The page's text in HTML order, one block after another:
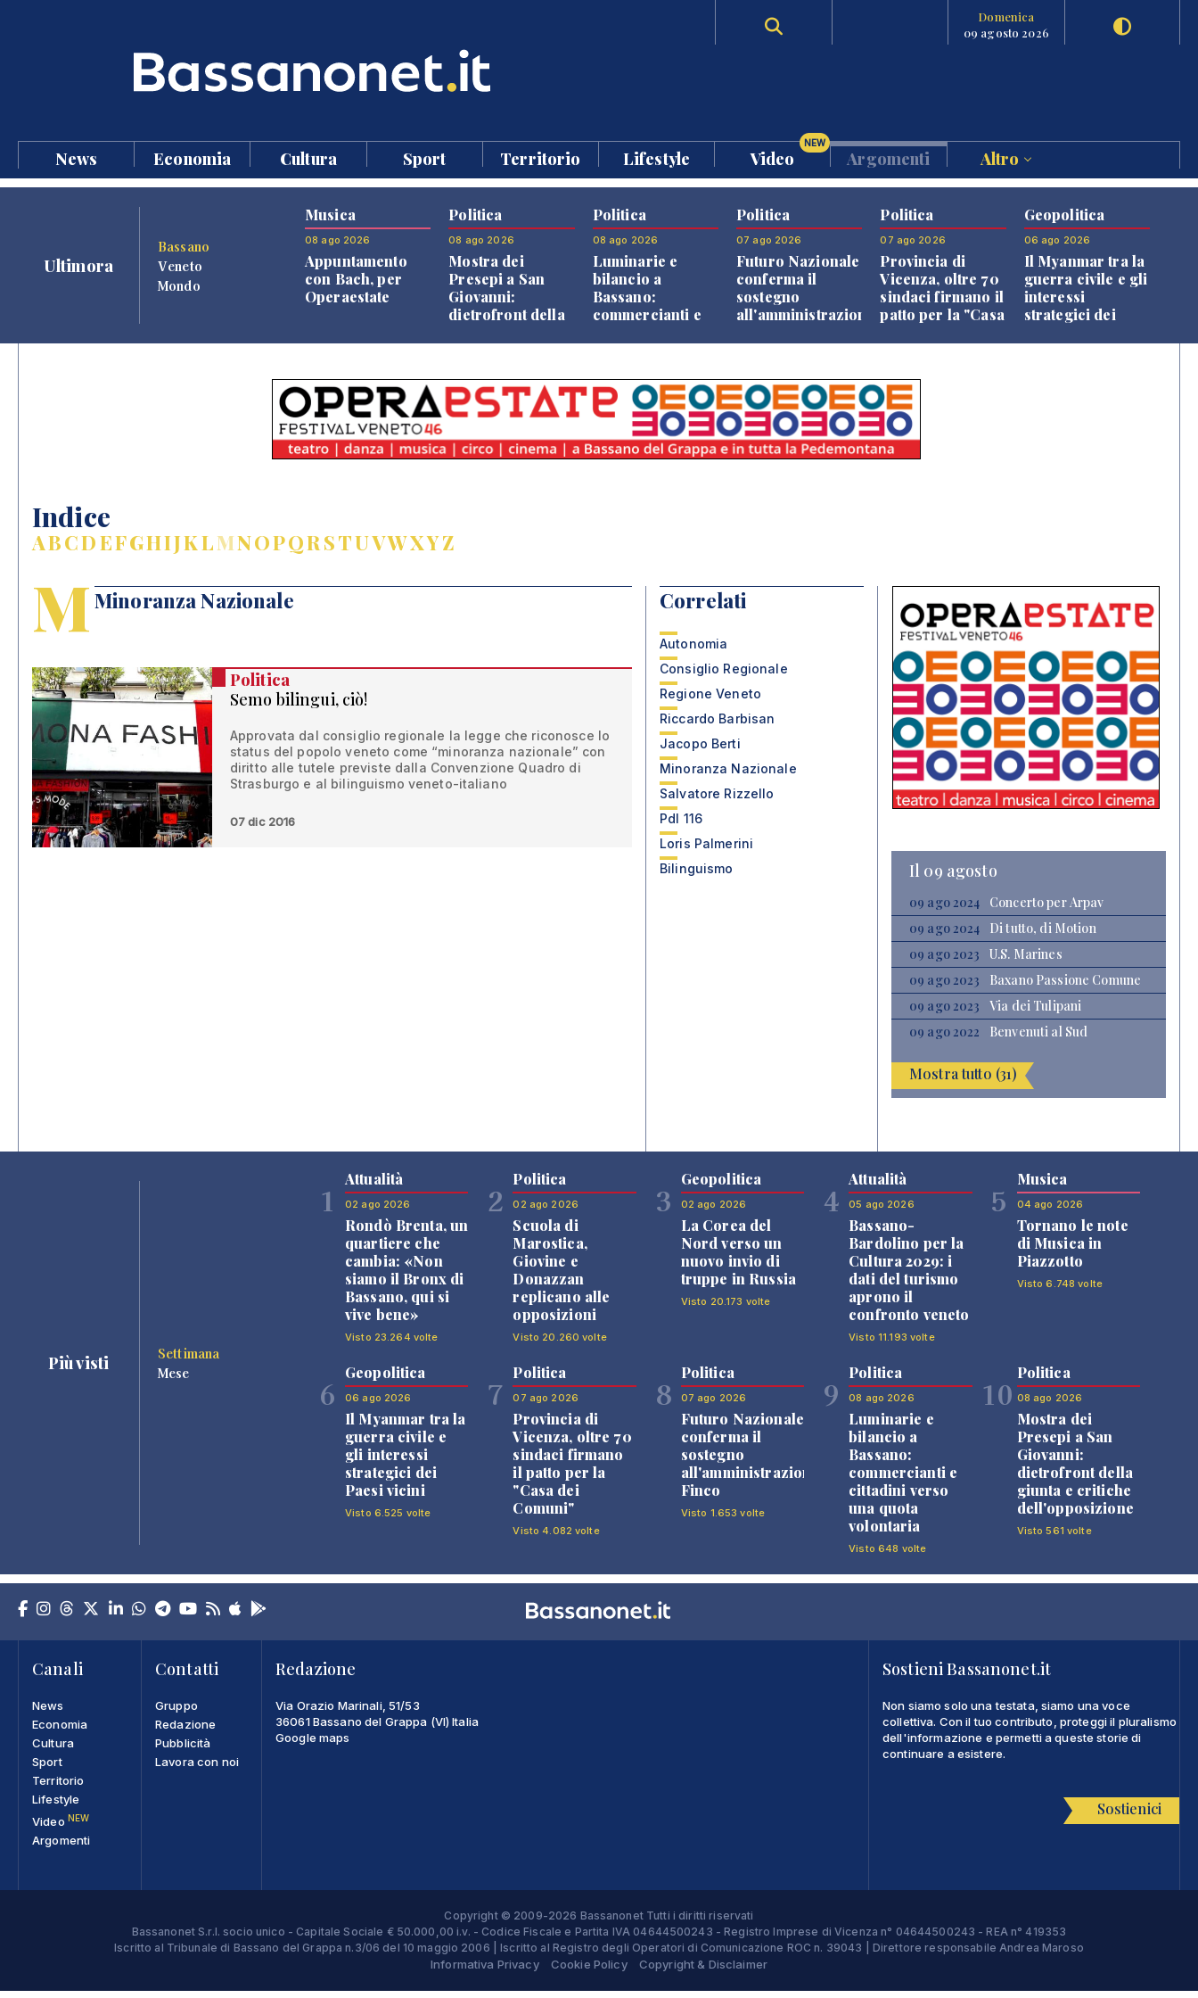
Domenica
09 agosto 2026
News Economia Cultura Sport Territorio Lifestyle Video
NEW
Argomenti Altro
Ultimora
Bassano
Veneto
Mondo
Musica
08 ago 2026
Appuntamento
con Bach, per
Operaestate
Politica
08 ago 2026
Mostra dei
Presepi a San
Giovanni:
dietrofront della
Politica
08 ago 2026
Luminarie e
bilancio a
Bassano:
commercianti e
Politica
07 ago 2026
Futuro Nazionale
conferma il
sostegno
all'amministrazione
Politica
07 ago 2026
Provincia di
Vicenza, oltre 70
sindaci firmano il
patto per la "Casa
Geopolitica
06 ago 2026
Il Myanmar tra la
guerra civile e gli
interessi
strategici dei
Indice
ABCDEFGHIJKLMNOPQRSTUVWXYZ
M Minoranza Nazionale
Politica
Semo bilingui, ciò!
Approvata dal consiglio regionale la legge che riconosce lo
status del popolo veneto come “minoranza nazionale” con
diritto alle tutele previste dalla Convenzione Quadro di
Strasburgo e al bilinguismo veneto-italiano
07 dic 2016
Correlati
Autonomia
Consiglio Regionale
Regione Veneto
Riccardo Barbisan
Jacopo Berti
Minoranza Nazionale
Salvatore Rizzello
Pdl 116
Loris Palmerini
Bilinguismo
Il 09 agosto
09 ago 2024
Concerto per Arpav
09 ago 2024
Di tutto, di Motion
09 ago 2023
U.S. Marines
09 ago 2023
Baxano Passione Comune
09 ago 2023
Via dei Tulipani
09 ago 2022
Benvenuti al Sud
Mostra tutto (31)
Più visti
Settimana
Mese
1
Attualità
02 ago 2026
Rondò Brenta, un
quartiere che
cambia: «Non
siamo il Bronx di
Bassano, qui si
vive bene»
Visto 23.264 volte
2
Politica
02 ago 2026
Scuola di
Marostica,
Giovine e
Donazzan
replicano alle
opposizioni
Visto 20.260 volte
3
Geopolitica
02 ago 2026
La Corea del
Nord verso un
nuovo invio di
truppe in Russia
Visto 20.173 volte
4
Attualità
05 ago 2026
Bassano-
Bardolino per la
Cultura 2029: i
dati del turismo
aprono il
confronto veneto
Visto 11.193 volte
5
Musica
04 ago 2026
Tornano le note
di Musica in
Piazzotto
Visto 6.748 volte
6
Geopolitica
06 ago 2026
Il Myanmar tra la
guerra civile e
gli interessi
strategici dei
Paesi vicini
Visto 6.525 volte
7
Politica
07 ago 2026
Provincia di
Vicenza, oltre 70
sindaci firmano
il patto per la
"Casa dei
Comuni"
Visto 4.082 volte
8
Politica
07 ago 2026
Futuro Nazionale
conferma il
sostegno
all'amministrazione
Finco
Visto 1.653 volte
9
Politica
08 ago 2026
Luminarie e
bilancio a
Bassano:
commercianti e
cittadini verso
una quota
volontaria
Visto 648 volte
10
Politica
08 ago 2026
Mostra dei
Presepi a San
Giovanni:
dietrofront della
giunta e critiche
dell'opposizione
Visto 561 volte
Canali
News
Economia
Cultura
Sport
Territorio
Lifestyle
Video NEW
Argomenti
Contatti
Gruppo
Redazione
Pubblicità
Lavora con noi
Redazione
Via Orazio Marinali, 51/53
36061 Bassano del Grappa (VI) Italia
Google maps
Sostieni Bassanonet.it
Non siamo solo una testata, siamo una voce
collettiva. Con il tuo contributo, proteggi il pluralismo
dell'informazione e permetti a queste storie di
continuare a esistere.
Sostienici
Copyright © 2009-2026 Bassanonet Tutti i diritti riservati
Bassanonet S.r.l. socio unico - Capitale Sociale € 50.000,00 i.v. - Codice Fiscale e Partita IVA 04644500243 - Registro Imprese di Vicenza n° 04644500243 - REA n° 419353
Iscritto al Tribunale di Bassano del Grappa n.3/06 del 10 maggio 2006 | Iscritto al Registro degli Operatori di Comunicazione ROC n. 39043 | Direttore responsabile Andrea Maroso
Informativa Privacy Cookie Policy Copyright & Disclaimer